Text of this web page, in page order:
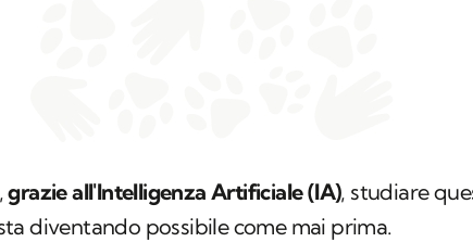
grazie all'Intelligenza Artificiale (IA), studiare
diventando possibile come mai prima.